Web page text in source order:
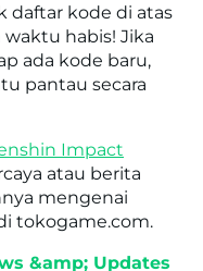
daftar kode di atas
habis! Jika
ada kode baru,
pantau secara
Impact
atau berita
mengenai
tokogame.com.
&amp; Updates